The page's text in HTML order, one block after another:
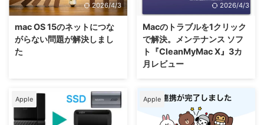
2026/4/3
mac OS 15のネットにつな
がらない問題が解決しまし
た
2026/4/3
Macのトラブルを1クリック
で解決。メンテナンス ソフ
ト『CleanMyMac X』3カ
月レビュー
Apple Apple